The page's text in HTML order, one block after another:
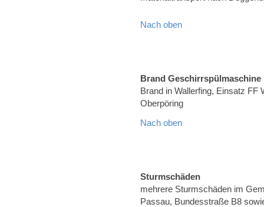
Nach oben
Brand Geschirrspülmaschine
Brand in Wallerfing, Einsatz FF
Oberpöring
Nach oben
Sturmschäden
mehrere Sturmschäden im
Passau, Bundesstraße B8